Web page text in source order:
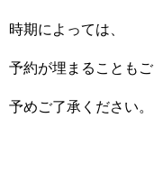
時期によっては、
予約が埋まることもご
予めご了承ください。